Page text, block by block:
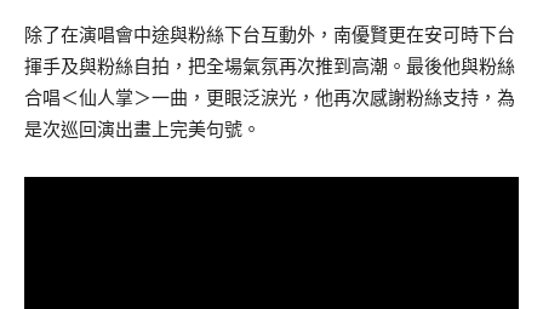
除了在演唱會中途與粉絲下台互動外，南優賢更在安可時下台
揮手及與粉絲自拍，把全場氣氛再次推到高潮。最後他與粉絲
合唱＜仙人掌＞一曲，更眼泛淚光，他再次感謝粉絲支持，為
是次巡回演出畫上完美句號。